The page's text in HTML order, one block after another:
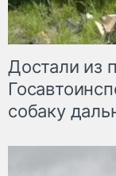
Достали из
собаку